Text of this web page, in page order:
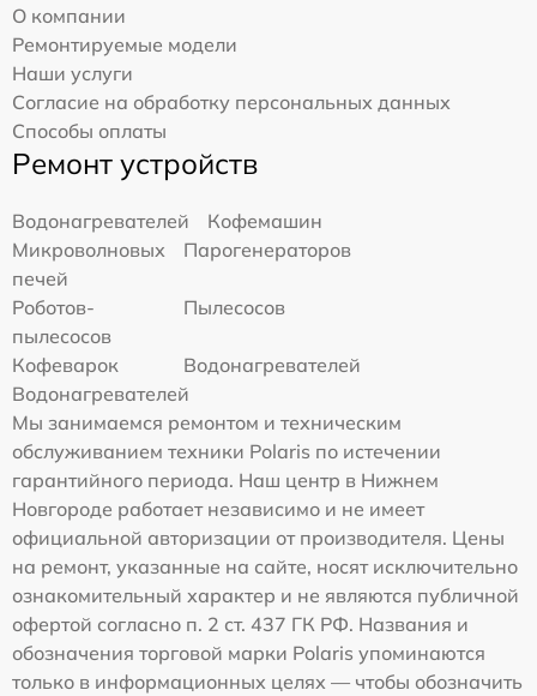
О компании
Ремонтируемые модели
Наши услуги
Согласие на обработку персональных данных
Способы оплаты
Ремонт устройств
Водонагревателей
Кофемашин
Микроволновых
печей
Парогенераторов
Роботов-
пылесосов
Пылесосов
Кофеварок
Водонагревателей
Водонагревателей
Мы занимаемся ремонтом и техническим
обслуживанием техники Polaris по истечении
гарантийного периода. Наш центр в Нижнем
Новгороде работает независимо и не имеет
официальной авторизации от производителя. Цены
на ремонт, указанные на сайте, носят исключительно
ознакомительный характер и не являются публичной
офертой согласно п. 2 ст. 437 ГК РФ. Названия и
обозначения торговой марки Polaris упоминаются
только в информационных целях — чтобы обозначить